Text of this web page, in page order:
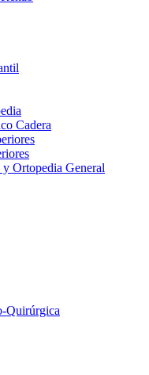
Cadera
Ortopedia General
Quirúrgica